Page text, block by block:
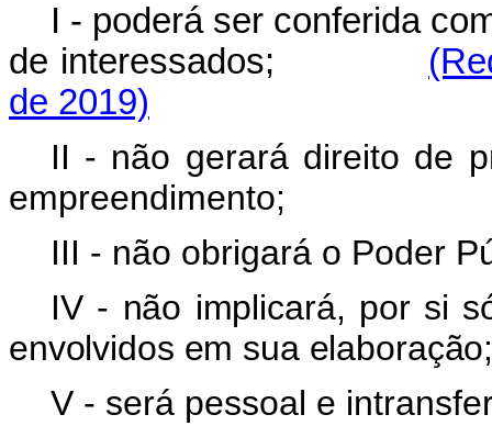
I - poderá ser conferida
de interessados;
de 2019)
II - não gerará direito de
empreendimento;
III - não obrigará o Poder
IV - não implicará, por si
envolvidos em sua
V - será pessoal e